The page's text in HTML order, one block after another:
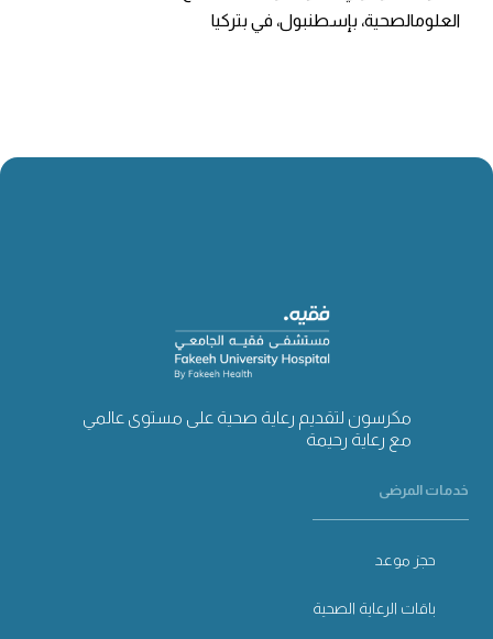
العلومالصحية، بإسطنبول، في بتركيا
مكرسون لتقديم رعاية صحية على مستوى عالمي
مع رعاية رحيمة
خدمات المرضى
حجز موعد
باقات الرعاية الصحية